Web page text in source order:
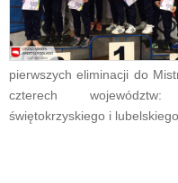
pierwszych eliminacji do
czterech województw:
świętokrzyskiego i lubelskiego.